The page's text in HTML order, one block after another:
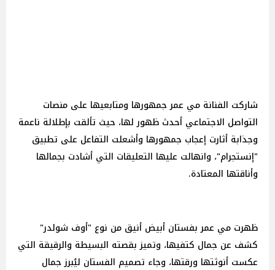
شاركت الفنانة مي عمر جمهورها ومتابعيها على منصات
التواصل الاجتماعي أحدث ظهور لها، حيث تألقت بإطلالة ناعمة
وجذابة أثارت إعجاب جمهورها وأشعلت التفاعل على تطبيق
"إنستجرام"، وانهالت عليها التعليقات التي أشادت بجمالها
وأناقتها المعتادة.
ظهرت مي عمر بفستان أبيض أنيق من نوع "أوف شولدر"
كشف عن جمال كتفيها، وتميز بقصته البسيطة والرقيقة التي
عكست أنوثتها ورقتها، وجاء تصميم الفستان ليُبرز جمال